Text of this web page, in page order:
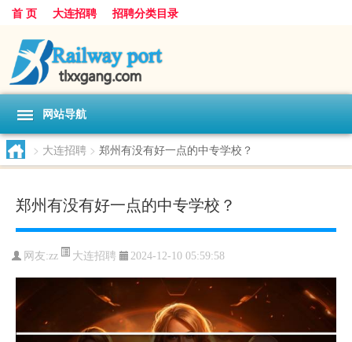
首 页 大连招聘 招聘分类目录
网站导航
> 大连招聘 > 郑州有没有好一点的中专学校？
郑州有没有好一点的中专学校？
网友:zz 大连招聘 2024-12-10 05:59:58